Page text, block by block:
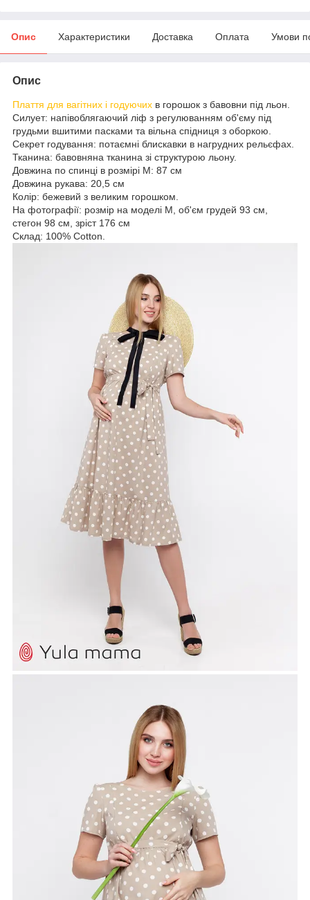
Опис Характеристики Доставка Оплата Умови
Опис
Плаття для вагітних і годуючих в горошок з бавовни під льон.
Силует: напівоблягаючий ліф з регулюванням об'єму під
грудьми вшитими пасками та вільна спідниця з оборкою.
Секрет годування: потаємні блискавки в нагрудних рельєфах.
Тканина: бавовняна тканина зі структурою льону.
Довжина по спинці в розмірі М: 87 см
Довжина рукава: 20,5 см
Колір: бежевий з великим горошком.
На фотографії: розмір на моделі М, об'єм грудей 93 см,
стегон 98 см, зріст 176 см
Склад: 100% Cotton.